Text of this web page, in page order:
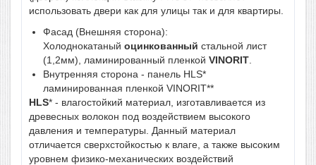
использовать двери как для улицы так и для квартиры.
Фасад (Внешняя сторона):
Холоднокатаный оцинкованный стальной лист
(1,2мм), ламинированный пленкой VINORIT
Внутренняя сторона - панель HLS*
ламинированная пленкой VINORIT**
HLS* - влагостойкий материал, изготавливается из
древесных волокон под воздействием высокого
давления и температуры. Данный материал
отличается сверхстойкостью к влаге, а также высоким
уровнем физико-механических воздействий